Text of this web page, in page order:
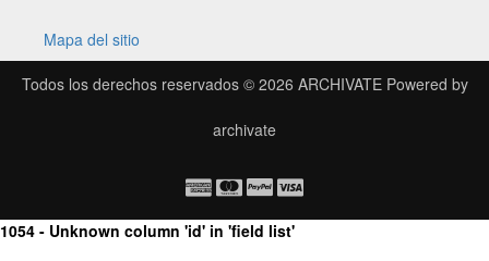
Mapa del sitio
Todos los derechos reservados © 2026 ARCHIVATEPowered by
archivate
1054 - Unknown column 'id' in 'field list'